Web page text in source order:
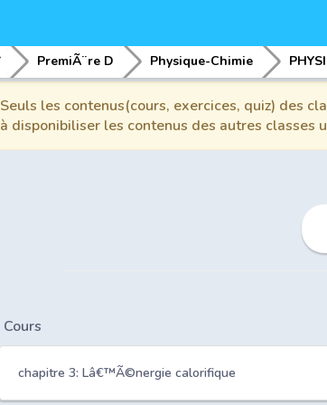
PremiÃ¨re D Physique-Chimie
Seuls les contenus(cours, exercices, quiz) des
à disponibiliser les contenus des autres classes
Cours
chapitre 3: Lâ€™Ã©nergie calorifique